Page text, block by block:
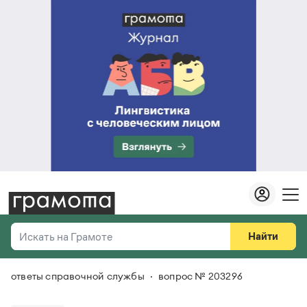
Искать на Грамоте
Справочная служба
Найти
Везде
ответы справочной службы вопрос № 203296